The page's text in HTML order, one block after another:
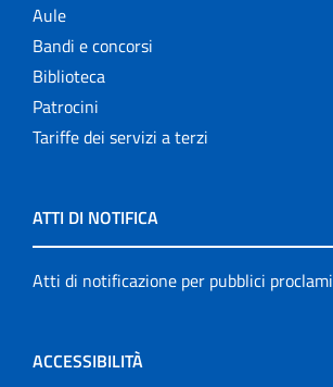
Aule
Bandi e concorsi
Biblioteca
Patrocini
Tariffe dei servizi a terzi
ATTI DI NOTIFICA
Atti di notificazione per pubblici proclami
ACCESSIBILITÀ